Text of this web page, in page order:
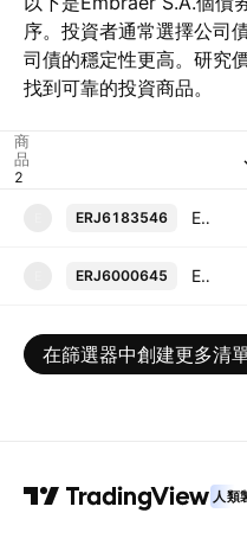
序。投資者通常選擇公司
司債的穩定性更高。研究
找到可靠的投資商品。
商
品
ERJ6183546 Embraer Netherlands Finance BV 5.4% 09-JAN-2038
ERJ6000645 Embraer Netherlands Finance BV 5.98% 11-FEB-2035
在篩選器中創建更多清
人類